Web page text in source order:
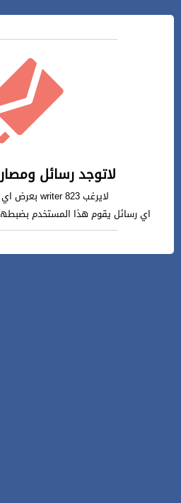
لاتوجد رسائل
لايرغب writer 823 بعرض اي مصارحات للعامة
اي رسائل يقوم هذا المستخدم